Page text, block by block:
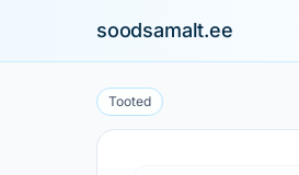
soodsamalt.ee
Tooted